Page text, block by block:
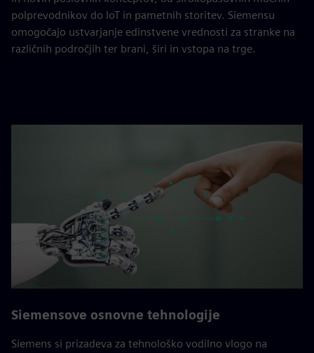
polprevodnikov do IoT in pametnih storitev. Siemensu
omogočajo ustvarjanje edinstvene vrednosti za stranke na
različnih področjih ter brani, širi in vstopa na trge.
Siemensove osnovne tehnologije
Siemens si prizadeva za tehnološko vodilno vlogo na